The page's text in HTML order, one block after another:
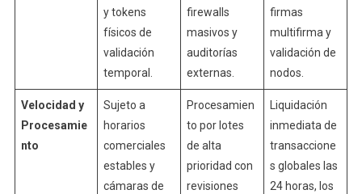
y tokens
físicos de
validación
temporal.
firewalls
masivos y
auditorías
externas.
firmas
multifirma y
validación de
nodos.
Velocidad y
Procesamie
nto
Sujeto a
horarios
comerciales
estables y
cámaras de
Procesamien
to por lotes
de alta
prioridad con
revisiones
Liquidación
inmediata de
transaccione
s globales las
24 horas, los